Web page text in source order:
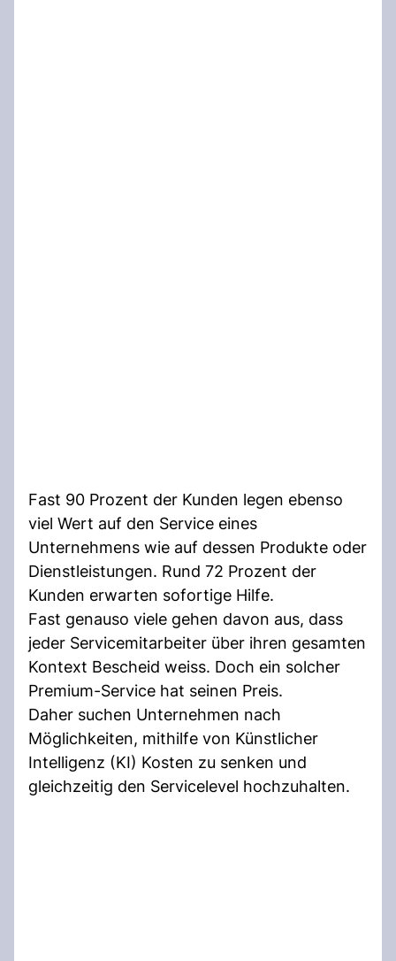
Fast 90 Prozent der Kunden legen ebenso
viel Wert auf den Service eines
Unternehmens wie auf dessen Produkte oder
Dienstleistungen. Rund 72 Prozent der
Kunden erwarten sofortige Hilfe.
Fast genauso viele gehen davon aus, dass
jeder Servicemitarbeiter über ihren gesamten
Kontext Bescheid weiss. Doch ein solcher
Premium-Service hat seinen Preis.
Daher suchen Unternehmen nach
Möglichkeiten, mithilfe von Künstlicher
Intelligenz (KI) Kosten zu senken und
gleichzeitig den Servicelevel hochzuhalten.